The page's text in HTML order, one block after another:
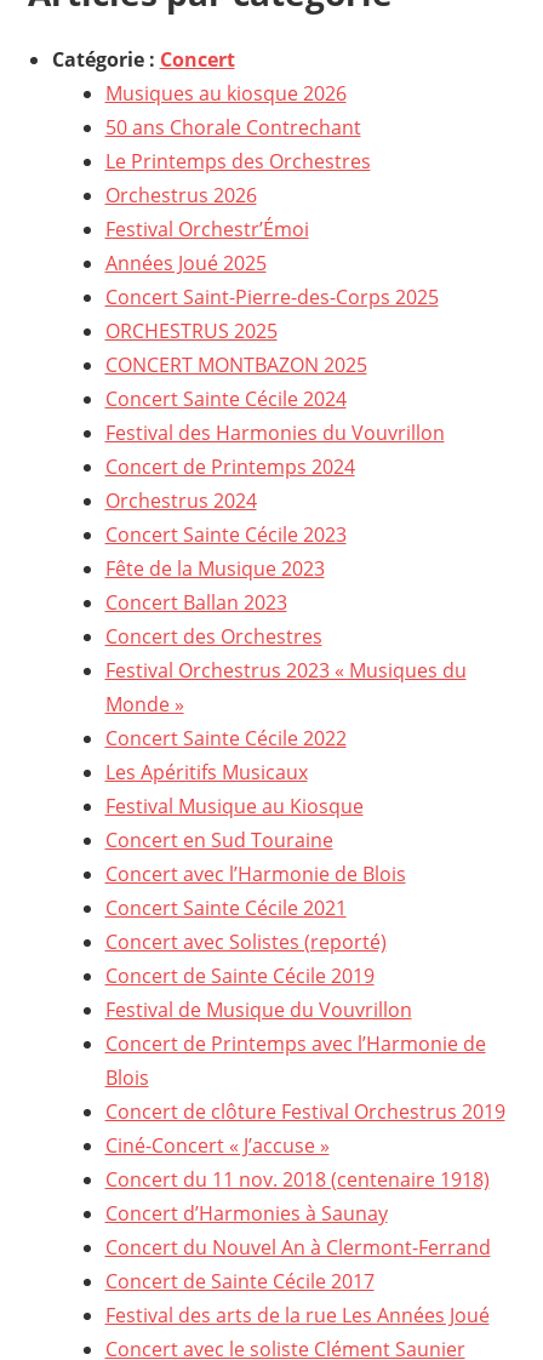
Catégorie : Concert
Musiques au kiosque 2026
50 ans Chorale Contrechant
Le Printemps des Orchestres
Orchestrus 2026
Festival Orchestr’Émoi
Années Joué 2025
Concert Saint-Pierre-des-Corps 2025
ORCHESTRUS 2025
CONCERT MONTBAZON 2025
Concert Sainte Cécile 2024
Festival des Harmonies du Vouvrillon
Concert de Printemps 2024
Orchestrus 2024
Concert Sainte Cécile 2023
Fête de la Musique 2023
Concert Ballan 2023
Concert des Orchestres
Festival Orchestrus 2023 « Musiques du
Monde »
Concert Sainte Cécile 2022
Les Apéritifs Musicaux
Festival Musique au Kiosque
Concert en Sud Touraine
Concert avec l’Harmonie de Blois
Concert Sainte Cécile 2021
Concert avec Solistes (reporté)
Concert de Sainte Cécile 2019
Festival de Musique du Vouvrillon
Concert de Printemps avec l’Harmonie de
Blois
Concert de clôture Festival Orchestrus 2019
Ciné-Concert « J’accuse »
Concert du 11 nov. 2018 (centenaire 1918)
Concert d’Harmonies à Saunay
Concert du Nouvel An à Clermont-Ferrand
Concert de Sainte Cécile 2017
Festival des arts de la rue Les Années Joué
Concert avec le soliste Clément Saunier